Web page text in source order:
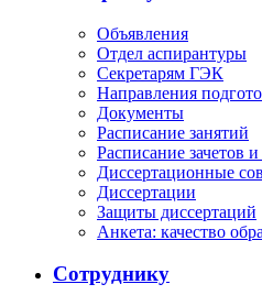
Объявления
Отдел аспирантуры
Секретарям ГЭК
Направления
Документы
Расписание занятий
Расписание зачетов
Диссертационные
Диссертации
Защиты диссертаций
Анкета: качество
Сотруднику